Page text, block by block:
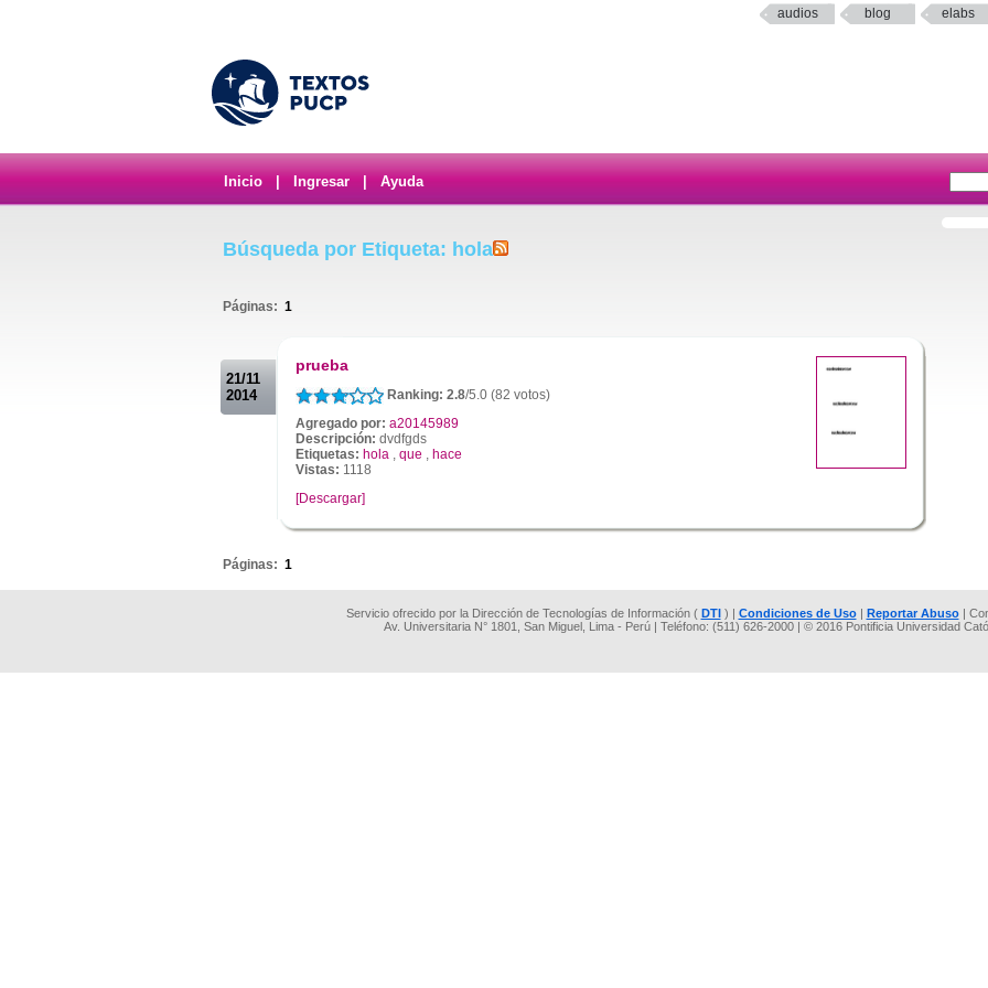
audios blog elabs
Inicio Ingresar Ayuda
Búsqueda por Etiqueta: hola
Páginas: 1
21/11
2014
prueba
Ranking: 2.8/5.0 (82 votos)
Agregado por: a20145989
Descripción: dvdfgds
Etiquetas: hola , que , hace
Vistas: 1118
[Descargar]
Páginas: 1
Servicio ofrecido por la Dirección de Tecnologías de Información ( DTI) | Condiciones de Uso| Reportar Abuso|
Av. Universitaria N° 1801, San Miguel, Lima - Perú | Teléfono: (511) 626-2000 | © 2016 Pontificia Universidad